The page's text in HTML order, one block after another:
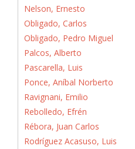
Nelson, Ernesto
Obligado, Carlos
Obligado, Pedro Miguel
Palcos, Alberto
Pascarella, Luis
Ponce, Aníbal Norberto
Ravignani, Emilio
Rebolledo, Efrén
Rébora, Juan Carlos
Rodríguez Acasuso, Luis